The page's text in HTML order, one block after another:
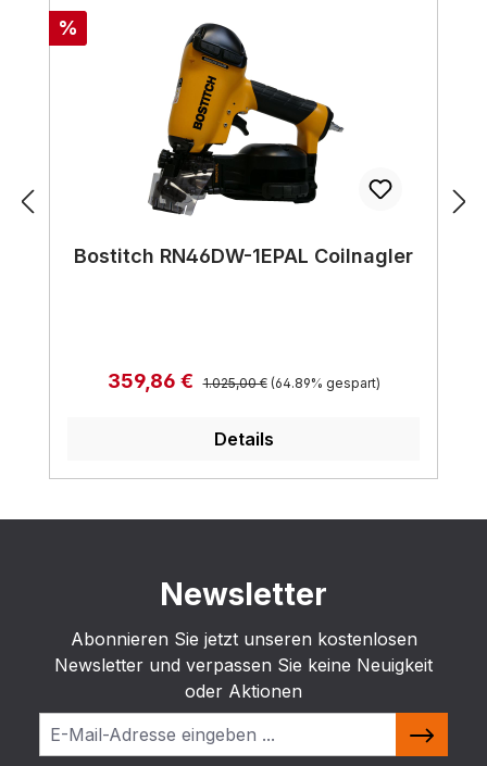
Rabatt
%
Bostitch RN46DW-1EPAL Coilnagler
Verkaufspreis:
359,86 € Regulärer Preis:
1.025,00 € (64.89% gespart)
Details
Newsletter
Abonnieren Sie jetzt unseren kostenlosen
Newsletter und verpassen Sie keine Neuigkeit
oder Aktionen